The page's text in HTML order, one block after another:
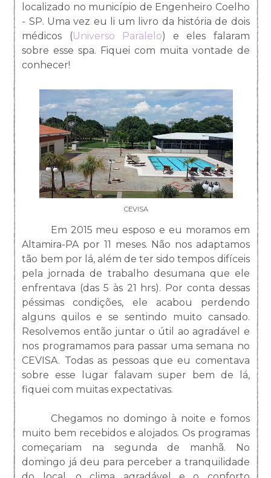
localizado no município de Engenheiro Coelho
- SP. Uma vez eu li um livro da história de dois
médicos (Universo Paralelo) e eles falaram
sobre esse spa. Fiquei com muita vontade de
conhecer!
CEVISA
Em 2015 meu esposo e eu moramos em
Altamira-PA por 11 meses. Não nos adaptamos
tão bem por lá, além de ter sido tempos difíceis
pela jornada de trabalho desumana que ele
enfrentava (das 5 às 21 hrs). Por conta dessas
péssimas condições, ele acabou perdendo
alguns quilos e se sentindo muito cansado.
Resolvemos então juntar o útil ao agradável e
nos programamos para passar uma semana no
CEVISA. Todas as pessoas que eu comentava
sobre esse lugar falavam super bem de lá,
fiquei com muitas expectativas.
Chegamos no domingo à noite e fomos
muito bem recebidos e alojados. Os programas
começariam na segunda de manhã. No
domingo já deu para perceber a tranquilidade